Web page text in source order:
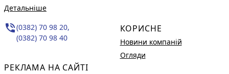
Детальніше
phone_in_talk(0382) 70 98 20,
(0382) 70 98 40
РЕКЛАМА НА САЙТІ
КОРИСНЕ
Новини компаній
Огляди